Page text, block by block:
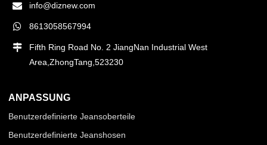
info@diznew.com
8613058567994
Fifth Ring Road No. 2 JiangNan Industrial West
Area,ZhongTang,523230
ANPASSUNG
Benutzerdefinierte Jeansoberteile
Benutzerdefinierte Jeanshosen